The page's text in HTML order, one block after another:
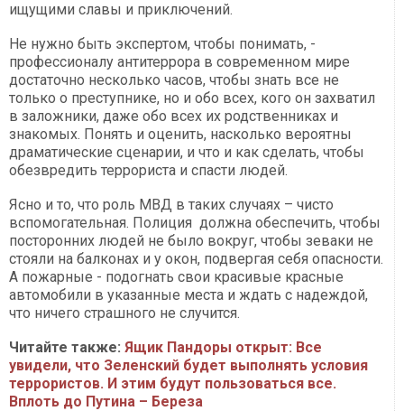
ищущими славы и приключений.
Не нужно быть экспертом, чтобы понимать, -
профессионалу антитеррора в современном мире
достаточно несколько часов, чтобы знать все не
только о преступнике, но и обо всех, кого он захватил
в заложники, даже обо всех их родственниках и
знакомых. Понять и оценить, насколько вероятны
драматические сценарии, и что и как сделать, чтобы
обезвредить террориста и спасти людей.
Ясно и то, что роль МВД в таких случаях – чисто
вспомогательная. Полиция должна обеспечить, чтобы
посторонних людей не было вокруг, чтобы зеваки не
стояли на балконах и у окон, подвергая себя опасности.
А пожарные - подогнать свои красивые красные
автомобили в указанные места и ждать с надеждой,
что ничего страшного не случится.
Читайте также: Ящик Пандоры открыт: Все
увидели, что Зеленский будет выполнять условия
террористов. И этим будут пользоваться все.
Вплоть до Путина – Береза​​​​​​​